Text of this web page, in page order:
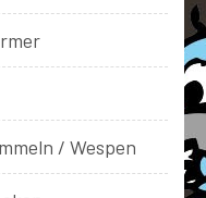
/ Wespen